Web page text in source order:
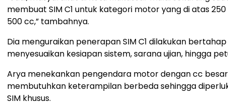
membuat SIM C1 untuk kategori motor yang di atas
500 cc,” tambahnya.
Dia menguraikan penerapan SIM C1 dilakukan bertahap
menyesuaikan kesiapan sistem, sarana ujian, hingga
Arya menekankan pengendara motor dengan cc besar
membutuhkan keterampilan berbeda sehingga
SIM khusus.